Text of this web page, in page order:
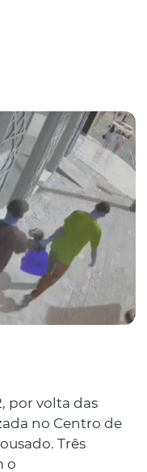
por volta das
no Centro de
Três
o